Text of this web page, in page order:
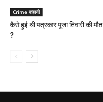
Crime कहानी
कैसे हुई थी पत्रकार पूजा तिवारी की मौत
?